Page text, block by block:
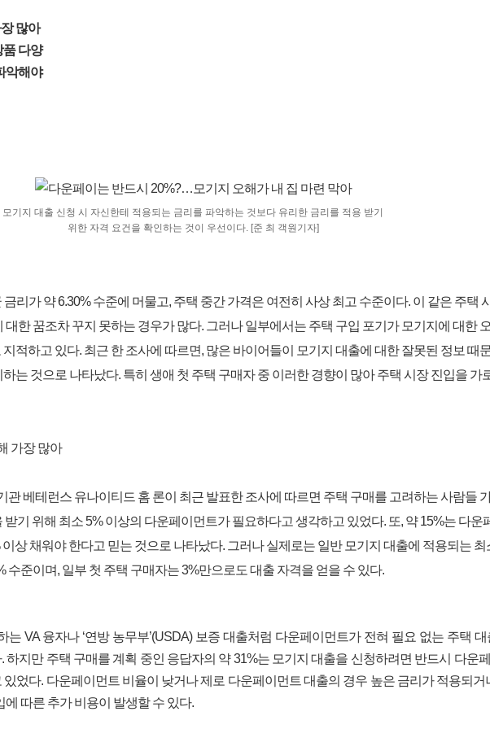
많아
품 다양
악해야
모기지 대출 신청 시 자신한테 적용되는 금리를 파악하는 것보다 유리한 금리를 적용 받기
위한 자격 요건을 확인하는 것이 우선이다. [준 최 객원기자]
리가 약 6.30% 수준에 머물고, 주택 중간 가격은 여전히 사상 최고 수준이다. 이 같은 주택
대한 꿈조차 꾸지 못하는 경우가 많다. 그러나 일부에서는 주택 구입 포기가 모기지에 대한
적하고 있다. 최근 한 조사에 따르면, 많은 바이어들이 모기지 대출에 대한 잘못된 정보 때
는 것으로 나타났다. 특히 생애 첫 주택 구매자 중 이러한 경향이 많아 주택 시장 진입을 가
가장 많아
관 베테런스 유나이티드 홈 론이 최근 발표한 조사에 따르면 주택 구매를 고려하는 사람들
기 위해 최소 5% 이상의 다운페이먼트가 필요하다고 생각하고 있었다. 또, 약 15%는 다운
상 채워야 한다고 믿는 것으로 나타났다. 그러나 실제로는 일반 모기지 대출에 적용되는 최
수준이며, 일부 첫 주택 구매자는 3%만으로도 대출 자격을 얻을 수 있다.
는 VA 융자나 ‘연방 농무부’(USDA) 보증 대출처럼 다운페이먼트가 전혀 필요 없는 주택
하지만 주택 구매를 계획 중인 응답자의 약 31%는 모기지 대출을 신청하려면 반드시 다운
있었다. 다운페이먼트 비율이 낮거나 제로 다운페이먼트 대출의 경우 높은 금리가 적용되거
에 따른 추가 비용이 발생할 수 있다.